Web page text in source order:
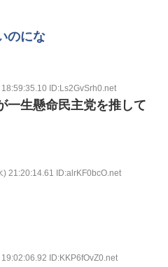
のにな
ID:Ls2GvSrh0.net
一生懸命民主党を推して
) 21:20:14.61 ID:alrKF0bcO.net
ID:KKP6fOvZ0.net